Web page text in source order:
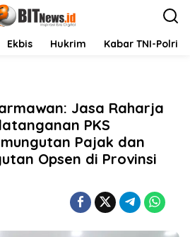
Ekbis Hukrim Kabar TNI-Polri
Jasa Raharja
PKS
Pajak dan
Opsen di Provinsi